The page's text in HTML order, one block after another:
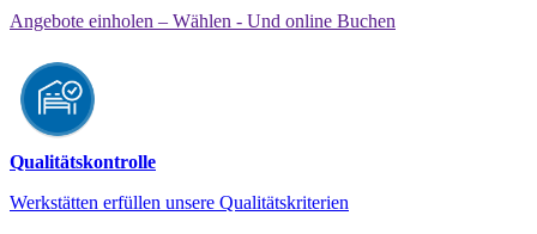
Angebote einholen – Wählen - Und online Buchen
Qualitätskontrolle
Werkstätten erfüllen unsere Qualitätskriterien